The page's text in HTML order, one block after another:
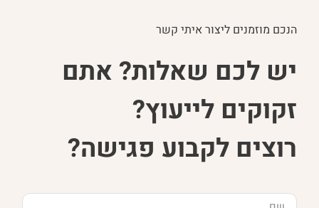
הנכם מוזמנים ליצור איתי קשר
יש לכם שאלות? אתם
זקוקים לייעוץ?
רוצים לקבוע פגישה?